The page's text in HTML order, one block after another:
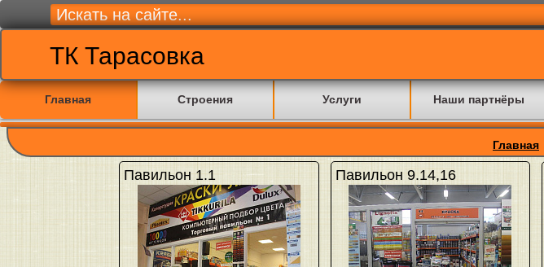
ТК Тарасовка
Главная Строения Услуги Наши партнёры
Главная
Павильон 1.1 Павильон 9.14,16